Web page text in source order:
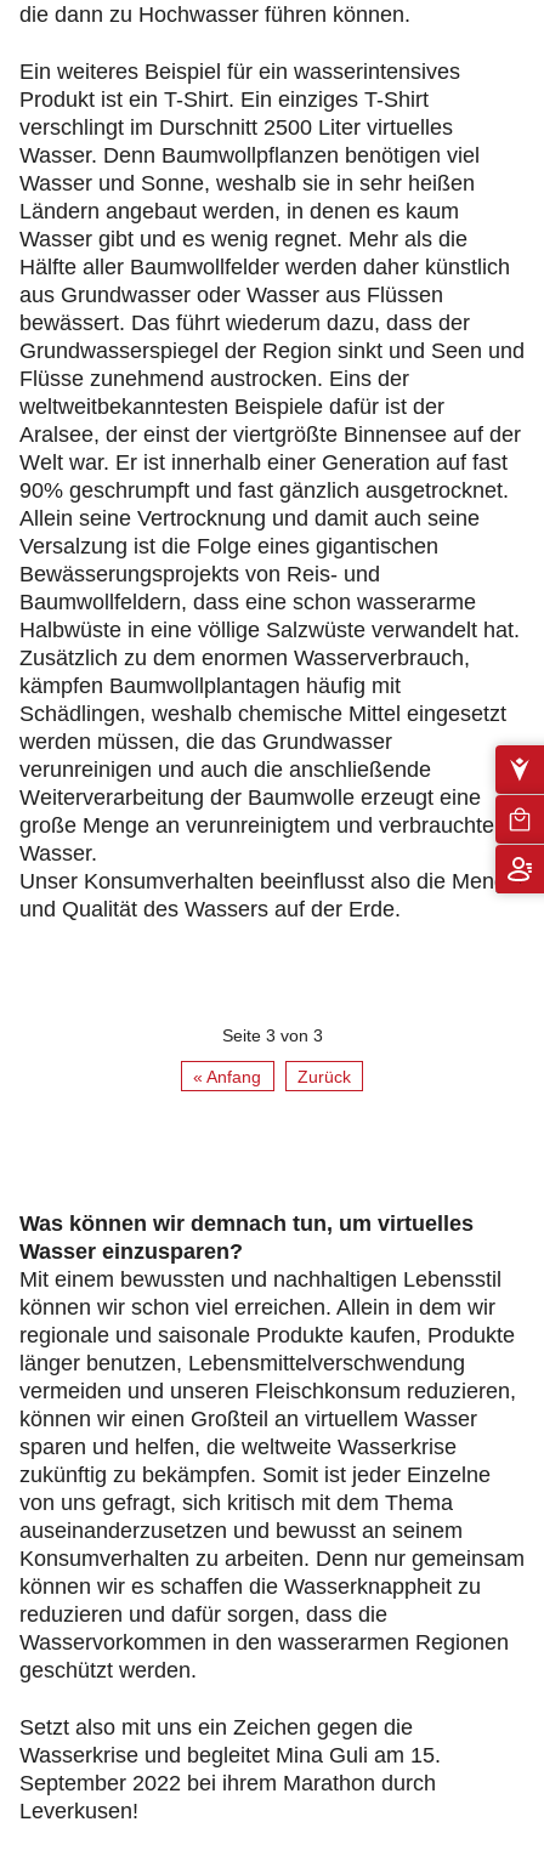
die dann zu Hochwasser führen können.
Ein weiteres Beispiel für ein wasserintensives
Produkt ist ein T-Shirt. Ein einziges T-Shirt
verschlingt im Durschnitt 2500 Liter virtuelles
Wasser. Denn Baumwollpflanzen benötigen viel
Wasser und Sonne, weshalb sie in sehr heißen
Ländern angebaut werden, in denen es kaum
Wasser gibt und es wenig regnet. Mehr als die
Hälfte aller Baumwollfelder werden daher künstlich
aus Grundwasser oder Wasser aus Flüssen
bewässert. Das führt wiederum dazu, dass der
Grundwasserspiegel der Region sinkt und Seen und
Flüsse zunehmend austrocken. Eins der
weltweitbekanntesten Beispiele dafür ist der
Aralsee, der einst der viertgrößte Binnensee auf der
Welt war. Er ist innerhalb einer Generation auf fast
90% geschrumpft und fast gänzlich ausgetrocknet.
Allein seine Vertrocknung und damit auch seine
Versalzung ist die Folge eines gigantischen
Bewässerungsprojekts von Reis- und
Baumwollfeldern, dass eine schon wasserarme
Halbwüste in eine völlige Salzwüste verwandelt hat.
Zusätzlich zu dem enormen Wasserverbrauch,
kämpfen Baumwollplantagen häufig mit
Schädlingen, weshalb chemische Mittel eingesetzt
werden müssen, die das Grundwasser
verunreinigen und auch die anschließende
Weiterverarbeitung der Baumwolle erzeugt eine
große Menge an verunreinigtem und verbrauchtem
Wasser.
Unser Konsumverhalten beeinflusst also die Menge
und Qualität des Wassers auf der Erde.
Seite 3 von 3
« Anfang Zurück
Was können wir demnach tun, um virtuelles
Wasser einzusparen?
Mit einem bewussten und nachhaltigen Lebensstil
können wir schon viel erreichen. Allein in dem wir
regionale und saisonale Produkte kaufen, Produkte
länger benutzen, Lebensmittelverschwendung
vermeiden und unseren Fleischkonsum reduzieren,
können wir einen Großteil an virtuellem Wasser
sparen und helfen, die weltweite Wasserkrise
zukünftig zu bekämpfen. Somit ist jeder Einzelne
von uns gefragt, sich kritisch mit dem Thema
auseinanderzusetzen und bewusst an seinem
Konsumverhalten zu arbeiten. Denn nur gemeinsam
können wir es schaffen die Wasserknappheit zu
reduzieren und dafür sorgen, dass die
Wasservorkommen in den wasserarmen Regionen
geschützt werden.
Setzt also mit uns ein Zeichen gegen die
Wasserkrise und begleitet Mina Guli am 15.
September 2022 bei ihrem Marathon durch
Leverkusen!